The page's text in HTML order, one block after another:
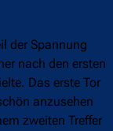
der Spannung
nach den ersten
Das erste Tor
anzusehen
zweiten Treffer